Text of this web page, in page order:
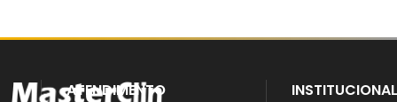
ATENDIMENTO INSTITUCIONAL